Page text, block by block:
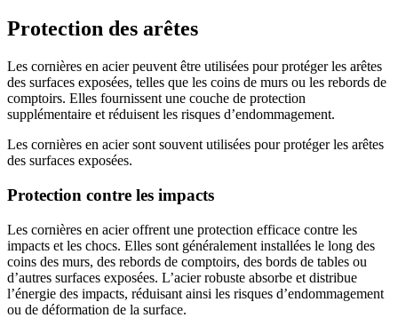
Protection des arêtes
Les cornières en acier peuvent être utilisées pour protéger les arêtes
des surfaces exposées, telles que les coins de murs ou les rebords de
comptoirs. Elles fournissent une couche de protection
supplémentaire et réduisent les risques d’endommagement.
Les cornières en acier sont souvent utilisées pour protéger les arêtes
des surfaces exposées.
Protection contre les impacts
Les cornières en acier offrent une protection efficace contre les
impacts et les chocs. Elles sont généralement installées le long des
coins des murs, des rebords de comptoirs, des bords de tables ou
d’autres surfaces exposées. L’acier robuste absorbe et distribue
l’énergie des impacts, réduisant ainsi les risques d’endommagement
ou de déformation de la surface.